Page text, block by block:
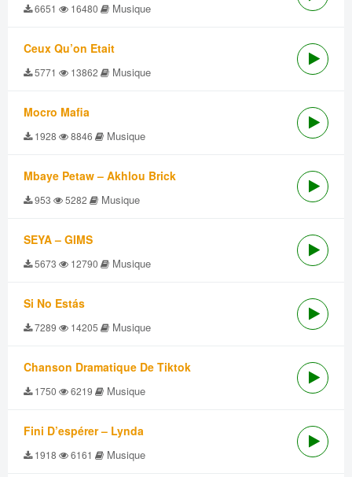
6651 16480 Musique
Ceux Qu’on Etait
5771 13862 Musique
Mocro Mafia
1928 8846 Musique
Mbaye Petaw – Akhlou Brick
953 5282 Musique
SEYA – GIMS
5673 12790 Musique
Si No Estás
7289 14205 Musique
Chanson Dramatique De Tiktok
1750 6219 Musique
Fini D’espérer – Lynda
1918 6161 Musique